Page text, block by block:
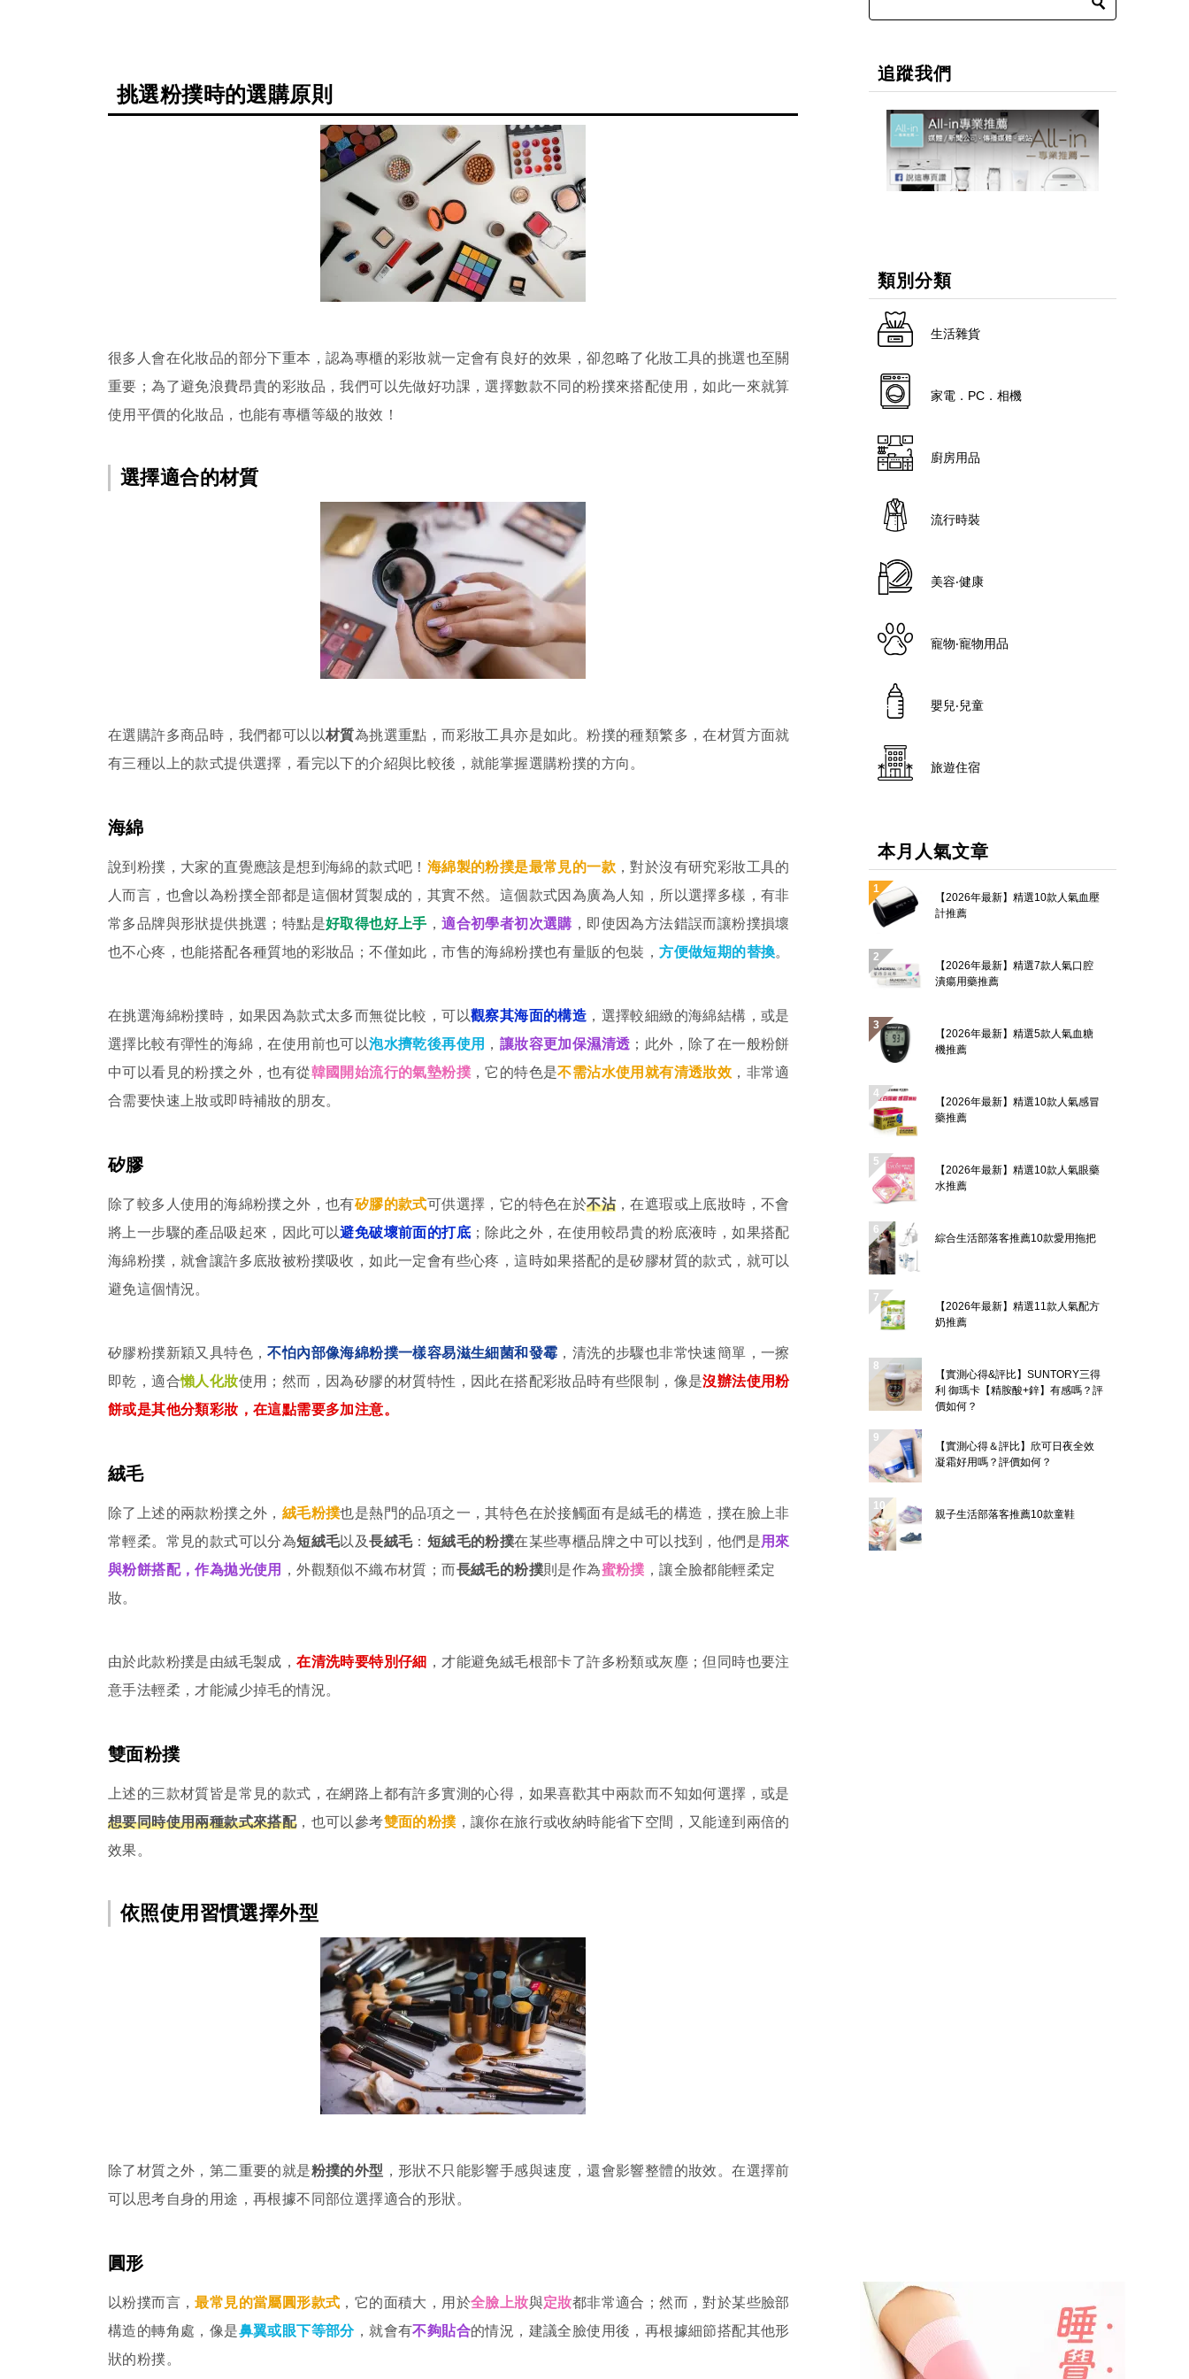
挑選粉撲時的選購原則
很多人會在化妝品的部分下重本，認為專櫃的彩妝就一定會有良好的效果，卻忽略了化妝工具的挑選也至關
重要；為了避免浪費昂貴的彩妝品，我們可以先做好功課，選擇數款不同的粉撲來搭配使用，如此一來就算
使用平價的化妝品，也能有專櫃等級的妝效！
選擇適合的材質
在選購許多商品時，我們都可以以材質為挑選重點，而彩妝工具亦是如此。粉撲的種類繁多，在材質方面就
有三種以上的款式提供選擇，看完以下的介紹與比較後，就能掌握選購粉撲的方向。
海綿
說到粉撲，大家的直覺應該是想到海綿的款式吧！ 海綿製的粉撲是最常見的一款 ，對於沒有研究彩妝工具的
人而言，也會以為粉撲全部都是這個材質製成的，其實不然。這個款式因為廣為人知，所以選擇多樣，有非
常多品牌與形狀提供挑選；特點是好取得也好上手 ，適合初學者初次選購 ，即使因為方法錯誤而讓粉撲損壞
也不心疼，也能搭配各種質地的彩妝品；不僅如此，市售的海綿粉撲也有量販的包裝，方便做短期的替換。
在挑選海綿粉撲時，如果因為款式太多而無從比較，可以觀察其海面的構造 ，選擇較細緻的海綿結構，或是
選擇比較有彈性的海綿，在使用前也可以泡水擠乾後再使用 ， 讓妝容更加保濕清透 ；此外，除了在一般粉餅
中可以看見的粉撲之外，也有從韓國開始流行的氣墊粉撲 ，它的特色是不需沾水使用就有清透妝效 ，非常適
合需要快速上妝或即時補妝的朋友。
矽膠
除了較多人使用的海綿粉撲之外，也有矽膠的款式可供選擇，它的特色在於不沾，在遮瑕或上底妝時，不會
將上一步驟的產品吸起來，因此可以避免破壞前面的打底 ；除此之外，在使用較昂貴的粉底液時，如果搭配
海綿粉撲，就會讓許多底妝被粉撲吸收，如此一定會有些心疼，這時如果搭配的是矽膠材質的款式，就可以
避免這個情況。
矽膠粉撲新穎又具特色，不怕內部像海綿粉撲一樣容易滋生細菌和發霉 ，清洗的步驟也非常快速簡單，一擦
即乾，適合懶人化妝使用；然而，因為矽膠的材質特性，因此在搭配彩妝品時有些限制，像是沒辦法使用粉
餅或是其他分類彩妝，在這點需要多加注意。
絨毛
除了上述的兩款粉撲之外， 絨毛粉撲也是熱門的品項之一，其特色在於接觸面有是絨毛的構造，撲在臉上非
常輕柔。常見的款式可以分為短絨毛以及長絨毛： 短絨毛的粉撲在某些專櫃品牌之中可以找到，他們是用來
與粉餅搭配，作為拋光使用
，外觀類似不織布材質；而長絨毛的粉撲則是作為蜜粉撲 ，讓全臉都能輕柔定
妝。
由於此款粉撲是由絨毛製成，在清洗時要特別仔細 ，才能避免絨毛根部卡了許多粉類或灰塵；但同時也要注
意手法輕柔，才能減少掉毛的情況。
雙面粉撲
上述的三款材質皆是常見的款式，在網路上都有許多實測的心得，如果喜歡其中兩款而不知如何選擇，或是
想要同時使用兩種款式來搭配，也可以參考雙面的粉撲 ，讓你在旅行或收納時能省下空間，又能達到兩倍的
效果。
依照使用習慣選擇外型
除了材質之外，第二重要的就是粉撲的外型 ，形狀不只能影響手感與速度，還會影響整體的妝效。在選擇前
可以思考自身的用途，再根據不同部位選擇適合的形狀。
圓形
以粉撲而言，最常見的當屬圓形款式 ，它的面積大，用於全臉上妝與定妝都非常適合；然而，對於某些臉部
構造的轉角處，像是鼻翼或眼下等部分，就會有不夠貼合的情況，建議全臉使用後，再根據細節搭配其他形
狀的粉撲。
追蹤我們
類別分類
生活雜貨
家電．PC．相機
廚房用品
流行時裝
美容‧健康
寵物‧寵物用品
嬰兒‧兒童
旅遊住宿
本月人氣文章
【2026年最新】精選10款人氣血壓
計推薦
【2026年最新】精選7款人氣口腔
潰瘍用藥推薦
【2026年最新】精選5款人氣血糖
機推薦
【2026年最新】精選10款人氣感冒
藥推薦
【2026年最新】精選10款人氣眼藥
水推薦
綜合生活部落客推薦10款愛用拖把
【2026年最新】精選11款人氣配方
奶推薦
【實測心得&評比】SUNTORY三得
利 御瑪卡【精胺酸+鋅】有感嗎？評
價如何？
【實測心得＆評比】欣可日夜全效
凝霜好用嗎？評價如何？
親子生活部落客推薦10款童鞋